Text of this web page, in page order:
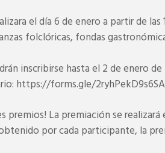
el día 6 de enero a partir de
folclóricas, fondas
inscribirse hasta el 2 de enero
https://forms.gle/
premios! La premiación se
por cada participante, la